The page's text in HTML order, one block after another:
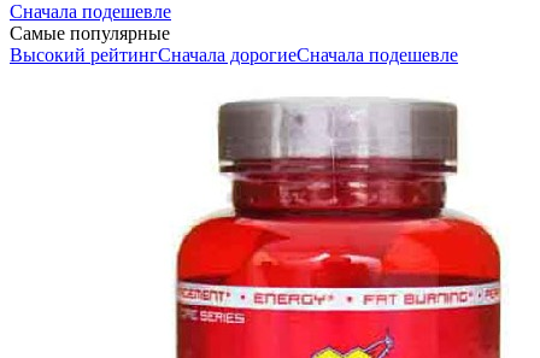
Сначала подешевле
Самые популярные
Высокий рейтингСначала дорогиеСначала подешевле